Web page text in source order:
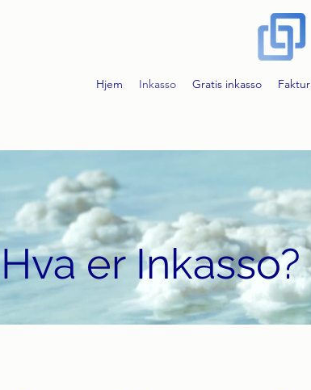
Hjem Inkasso Gratis inkasso
Hva er